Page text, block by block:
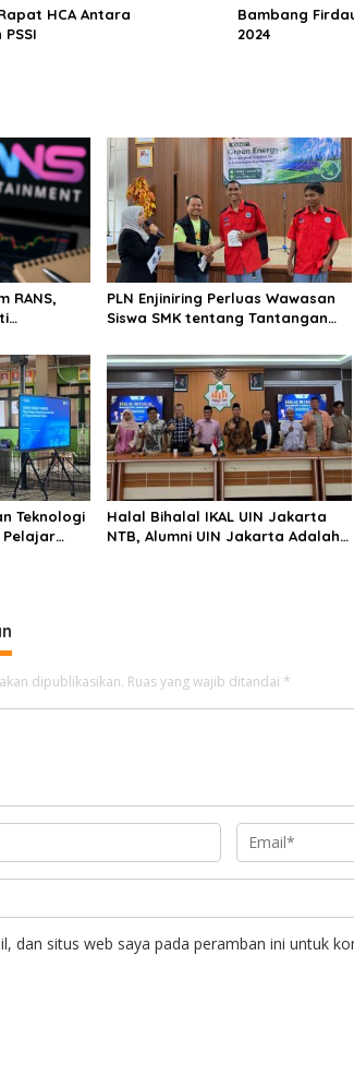
HCA Antara
Bambang
2024
RANS,
PLN Enjiniring Perluas Wawasan
Siswa SMK tentang Tantangan
Teknologi
Pelajar
Halal Bihalal IKAL UIN Jakarta
NTB, Alumni UIN Jakarta Adalah
dipublikasikan. Ruas yang wajib ditandai *
dan situs web saya pada peramban ini untuk